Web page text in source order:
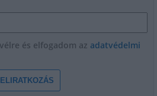
és elfogadom az adatvédelmi